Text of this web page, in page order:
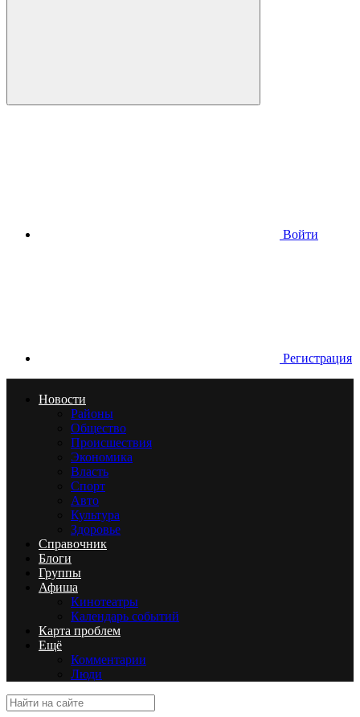
Войти
Регистрация
Новости
Районы
Общество
Происшествия
Экономика
Власть
Спорт
Авто
Культура
Здоровье
Справочник
Блоги
Группы
Афиша
Кинотеатры
Календарь событий
Карта проблем
Ещё
Комментарии
Люди